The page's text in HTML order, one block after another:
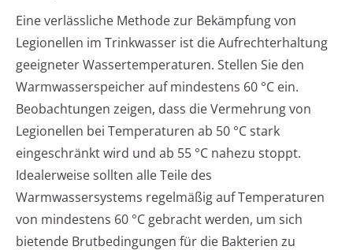
Eine verlässliche Methode zur Bekämpfung von
Legionellen im Trinkwasser ist die Aufrechterhaltung
geeigneter Wassertemperaturen. Stellen Sie den
Warmwasserspeicher auf mindestens 60 °C ein.
Beobachtungen zeigen, dass die Vermehrung von
Legionellen bei Temperaturen ab 50 °C stark
eingeschränkt wird und ab 55 °C nahezu stoppt.
Idealerweise sollten alle Teile des
Warmwassersystems regelmäßig auf Temperaturen
von mindestens 60 °C gebracht werden, um sich
bietende Brutbedingungen für die Bakterien zu